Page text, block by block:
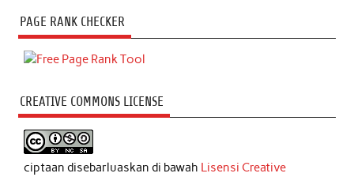
PAGE RANK CHECKER
CREATIVE COMMONS LICENSE
ciptaan disebarluaskan di bawah Lisensi Creative